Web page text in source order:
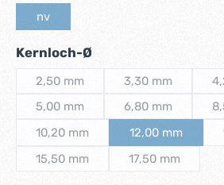
nv
Kernloch-Ø
2,50 mm
(Diese Option ist zurzeit nicht
3,30 mm
(Diese Option
5,00 mm
(Diese Option ist zurzeit nicht
6,80 mm
(Diese Option
10,20 mm
(Diese Option ist zurzeit nicht
12,00 mm
(Diese
15,50 mm
(Diese Option ist zurzeit nicht
17,50 mm